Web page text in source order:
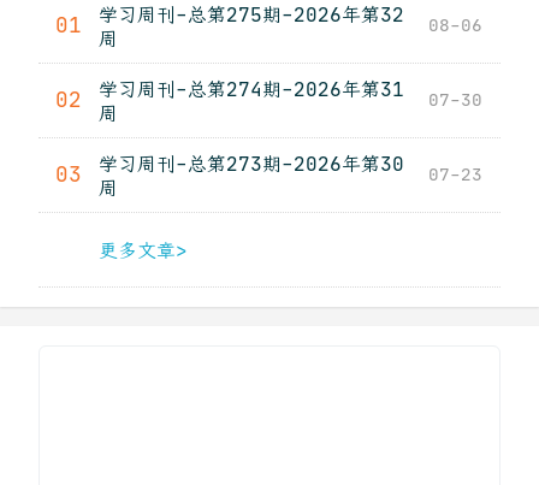
01
学习周刊-总第275期-2026年第32
周
08-06
02
学习周刊-总第274期-2026年第31
周
07-30
03
学习周刊-总第273期-2026年第30
周
07-23
更多文章>